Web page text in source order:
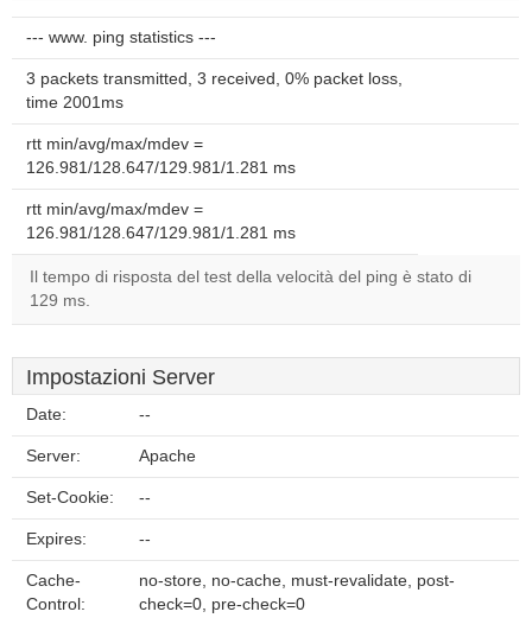
--- www. ping statistics ---
3 packets transmitted, 3 received, 0% packet loss,
time 2001ms
rtt min/avg/max/mdev =
126.981/128.647/129.981/1.281 ms
rtt min/avg/max/mdev =
126.981/128.647/129.981/1.281 ms
Il tempo di risposta del test della velocità del ping è stato di
129 ms.
Impostazioni Server
Date: --
Server: Apache
Set-Cookie: --
Expires: --
Cache-
Control:
no-store, no-cache, must-revalidate, post-
check=0, pre-check=0